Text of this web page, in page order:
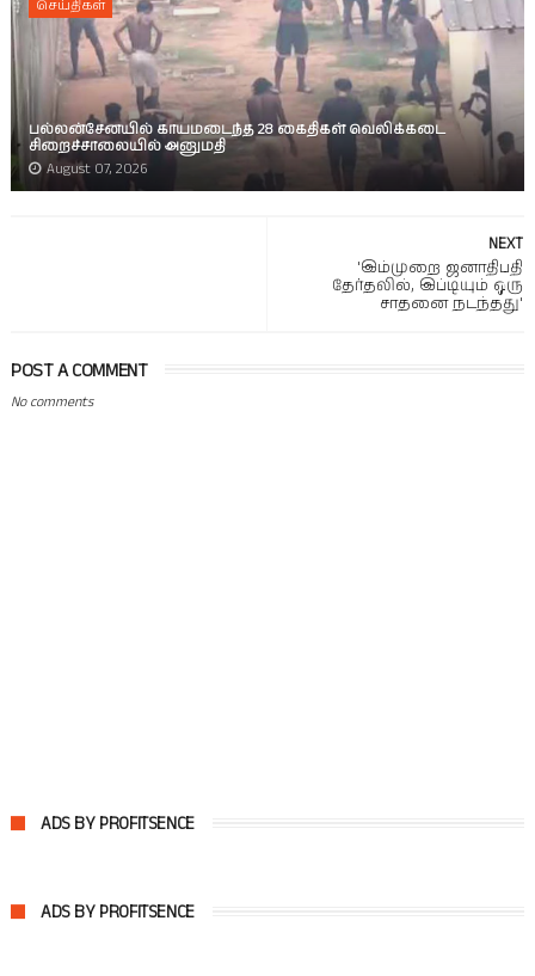
செய்திகள்
பல்லன்சேனயில் காயமடைந்த 28 கைதிகள் வெலிக்கடை
சிறைச்சாலையில் அனுமதி
August 07, 2026
NEXT
'இம்முறை ஜனாதிபதி
தேர்தலில், இப்டியும் ஒரு
சாதனை நடந்தது'
POST A COMMENT
No comments
ADS BY PROFITSENCE
ADS BY PROFITSENCE